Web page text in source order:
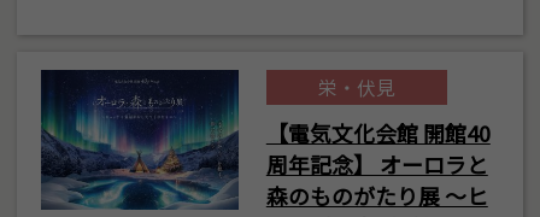
栄・伏見
【電気文化会館 開館40
周年記念】 オーロラと
森のものがたり展 ～ヒ